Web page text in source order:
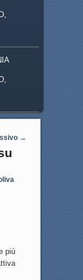
→
più